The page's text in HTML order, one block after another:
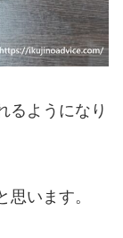
るようになり
います。